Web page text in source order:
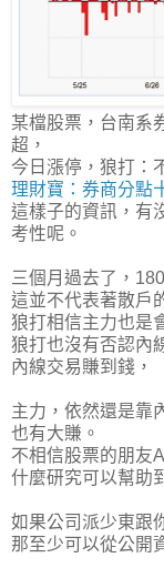
某檔股票，台南系
超，
今日漲停，狼打：
理財寶：券商分點
這樣子的資訊，有
考性呢。
三個月過去了，
這並不代表著散戶
狼打相信主力也是
狼打也沒有否認內
內線交易賺到錢，
主力，依然還是靠
也有大賺。
不相信股票的朋友
什麼研究可以幫助
如果公司派少東跟
那至少可以從公開